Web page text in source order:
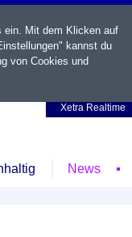
Xetra Realtime
News
ein. Mit dem Klicken auf
kannst du
von Cookies und